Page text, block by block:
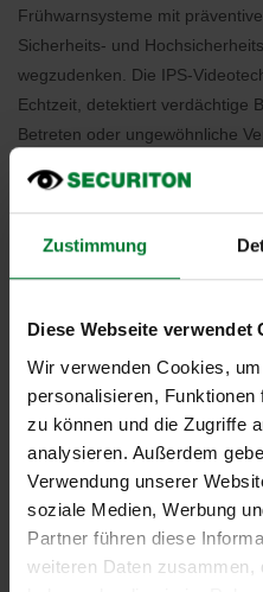
Zustimmung
Diese Webseite verwendet
Wir verwenden Cookies,
personalisieren,
zu können und die Zugriffe
analysieren. Außerdem
Verwendung unserer
soziale Medien, Werbung
Partner führen diese
weiteren Daten zusammen,
Frühwarnsysteme mit
Sicherheits- und
wegzudenken. Die IPS-
Echtzeit, detektiert verdächtige
Betreten oder ungewöhnliche
alarmiert zuverlässig, bevor
Beispielsweise erkennt die
verweilen und möglicherweise
Unternehmensgeschichte,
Award für die VideoanalyseIPS
zur Sicherung kritischer
das Entwicklungsteam in
und neuronale Netze
NextGen VideoAnalytics
auf
kombinierten Analysen, das
Client verfügbar ist. Dafür